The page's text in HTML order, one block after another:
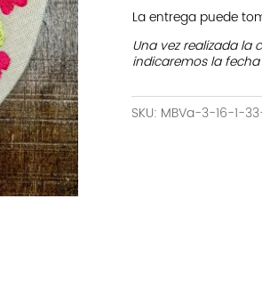
La entrega puede
Una vez realizada
indicaremos la
SKU: MBVa-3-16-1-